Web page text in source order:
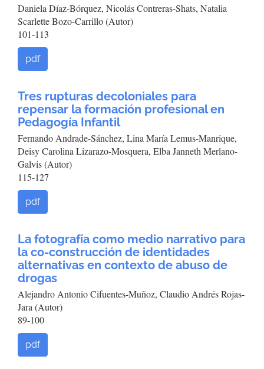
Daniela Díaz-Bórquez, Nicolás Contreras-Shats, Natalia
Scarlette Bozo-Carrillo (Autor)
101-113
pdf
Tres rupturas decoloniales para
repensar la formación profesional en
Pedagogía Infantil
Fernando Andrade-Sánchez, Lina María Lemus-Manrique,
Deisy Carolina Lizarazo-Mosquera, Elba Janneth Merlano-
Galvis (Autor)
115-127
pdf
La fotografía como medio narrativo para
la co-construcción de identidades
alternativas en contexto de abuso de
drogas
Alejandro Antonio Cifuentes-Muñoz, Claudio Andrés Rojas-
Jara (Autor)
89-100
pdf